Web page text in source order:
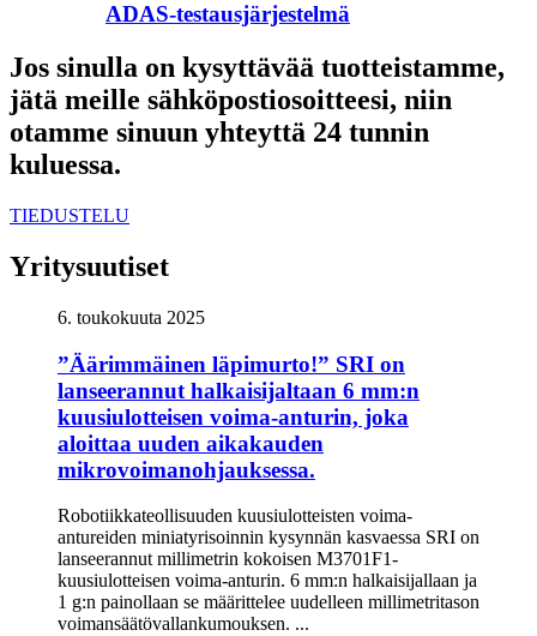
ADAS-testausjärjestelmä
Jos sinulla on kysyttävää tuotteistamme,
jätä meille sähköpostiosoitteesi, niin
otamme sinuun yhteyttä 24 tunnin
kuluessa.
TIEDUSTELU
Yritysuutiset
6. toukokuuta 2025
”Äärimmäinen läpimurto!” SRI on
lanseerannut halkaisijaltaan 6 mm:n
kuusiulotteisen voima-anturin, joka
aloittaa uuden aikakauden
mikrovoimanohjauksessa.
Robotiikkateollisuuden kuusiulotteisten voima-
antureiden miniatyrisoinnin kysynnän kasvaessa SRI on
lanseerannut millimetrin kokoisen M3701F1-
kuusiulotteisen voima-anturin. 6 mm:n halkaisijallaan ja
1 g:n painollaan se määrittelee uudelleen millimetritason
voimansäätövallankumouksen. ...